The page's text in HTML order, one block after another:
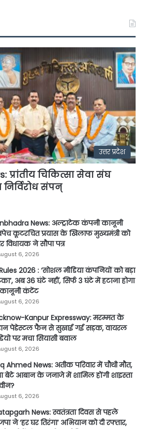
उत्तर प्रदेश
प्रांतीय चिकित्सा सेवा संघ
संपन्
News: अल्ट्राटेक कंपनी कानूनी
कूटरचित प्रयास के खिलाफ मुख्यमंत्री को
विधायक ने सौपा पत्र
6, 2026
2026 : ‘सोशल मीडिया कंपनियों को बड़ा
अब 36 घंटे नहीं, सिर्फ 3 घंटे में हटाना होगा
कंटेंट
6, 2026
Kanpur Expressway: मरम्मत के
पेडेस्टल फैन से सुखाई गई सड़क, वायरल
पर मचा सियासी बवाल
6, 2026
Ahmed News: अतीक परिवार में चौथी मौत,
बेटे आबान के जनाजे में शामिल होंगी शाइस्ता
6, 2026
News: स्वतंत्रता दिवस से पहले
ने ‘हर घर तिरंगा’ अभियान को दी रफ्तार,